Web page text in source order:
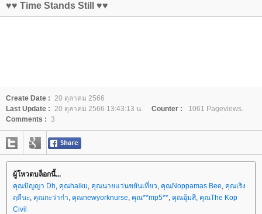
♥♥ Time Stands Still ♥♥
Create Date : 20 ตุลาคม 2566
Last Update : 20 ตุลาคม 2566 13:43:13 น. Counter :
1061 Pageviews.
Comments : 3
ผู้โหวตบล็อกนี้...
คุณปัญญา Dh, คุณhaiku, คุณนายแว่นขยันเที่ยว, คุณNoppamas Bee, คุณเริง
ฤดีนะ, คุณกะว่าก๋า, คุณnewyorknurse, คุณ**mp5**, คุณอุ้มสี, คุณThe Kop
Civil